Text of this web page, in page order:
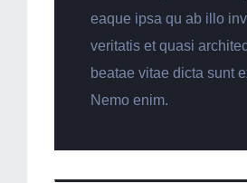
eaque ipsa qu ab illo
veritatis et quasi
beatae vitae dicta sunt
Nemo enim.